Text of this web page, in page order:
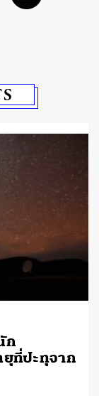
ก
ที่ปะทุจาก